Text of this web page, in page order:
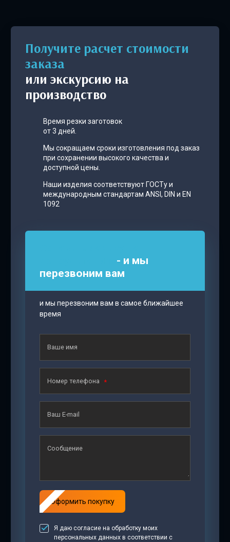
Получите расчет стоимости
заказа
или экскурсию на
производство
Время резки заготовок
от 3 дней.
Мы сокращаем сроки изготовления под заказ
при сохранении высокого качества и
доступной цены.
Наши изделия соответствуют ГОСТу и
международным стандартам ANSI, DIN и EN
1092
- и мы
перезвоним вам
и мы перезвоним вам в самое ближайшее
время
Ваше имя
Номер телефона
Ваш E-mail
Сообщение
Оформить покупку
Я даю согласие на обработку моих
персональных данных в соответствии с